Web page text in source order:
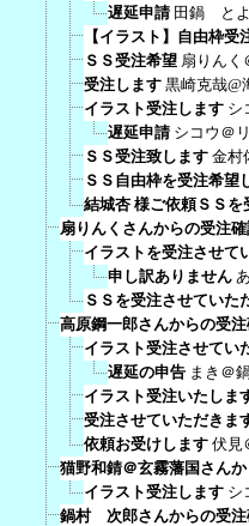
遅延申請 田鍋 と
【イラスト】自由枠受
ＳＳ受注希望 扇りんく
受注します 黒崎克哉@
イラスト受注します シ
遅延申請 シコウ＠
ＳＳ受注致します 金村
ＳＳ自由枠を受注希望
結城杏 様ご依頼ＳＳを
扇りんくさんからの受注
イラストを受注させて
申し訳ありません
ＳＳを受注させていた
高原鋼一郎さんからの受
イラスト受注させてい
遅延の申告 まき＠
イラスト受注いたしま
受注させていただきま
依頼お受けします 伏見
猫野和錆＠玄霧藩国さん
イラスト受注します シ
鍋村 次郎さんからの受注